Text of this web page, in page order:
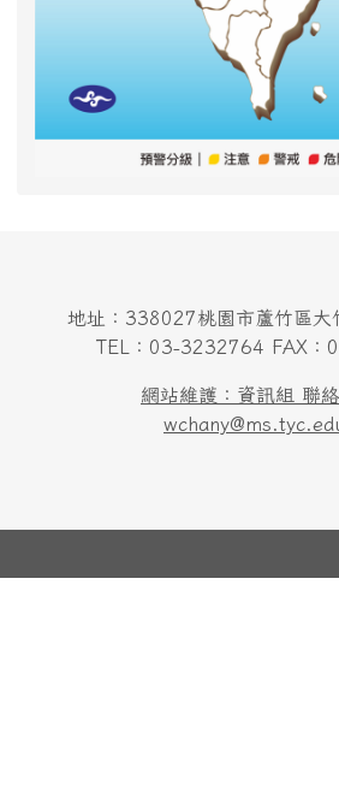
地址：338027桃園市蘆竹區大
TEL：03-3232764 FAX：
網站維護：資訊組 聯絡